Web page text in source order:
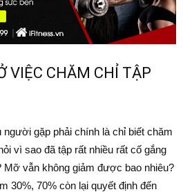
VIỆC CHĂM CHỈ TẬP
người gặp phải chính là chỉ biết chăm
vì sao đã tập rất nhiều rất cố gắng
Mỡ vẫn không giảm được bao nhiêu?
30%, 70% còn lại quyết định đến